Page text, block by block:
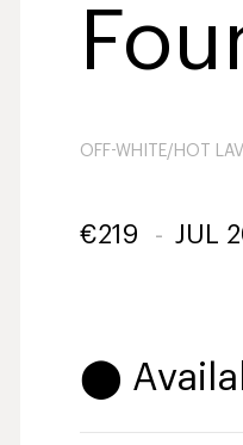
OFF-WHITE/HOT
€219 - JUL
⬤